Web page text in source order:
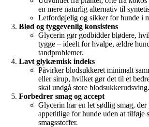
en mere naturlig alternativ til
Letfordøjelig og sikker for hunde i
Blød og tyggevenlig konsistens
Glycerin gør godbidder blødere,
tygge – ideelt for hvalpe, ældre
tandproblemer.
Lavt glykæmisk indeks
Påvirker blodsukkeret minimalt
eller sirup, hvilket gør det til et
skal undgå store blodsukkerudsving.
Forbedrer smag og accept
Glycerin har en let sødlig smag,
appetitlige for hunde uden at tilføje
smagsstoffer.